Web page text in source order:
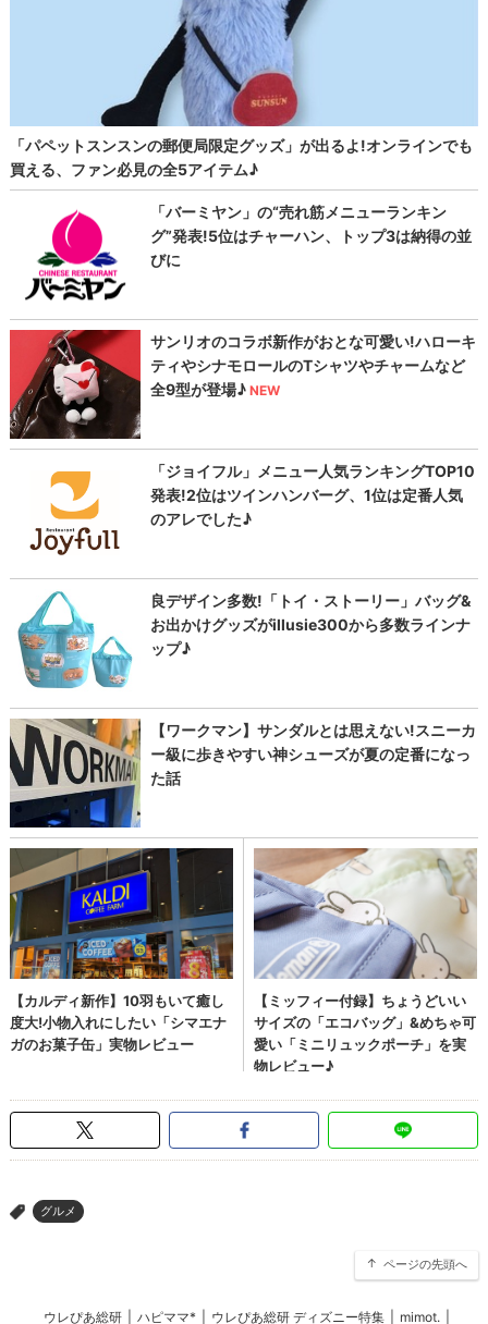
> グルメ
ページの先頭へ
ウレぴあ総研 ハピママ* ウレぴあ総研 ディズニー特集 mimot.